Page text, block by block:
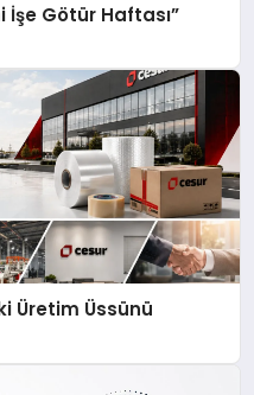
İşe Götür Haftası”
Üretim Üssünü